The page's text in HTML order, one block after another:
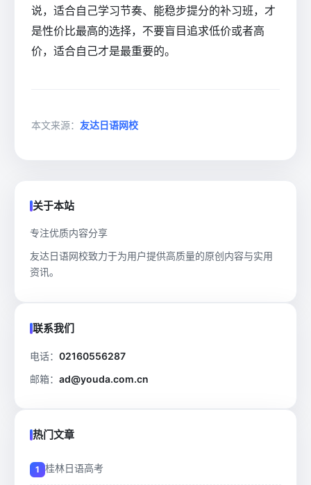
说，适合自己学习节奏、能稳步提分的补习班，才
是性价比最高的选择，不要盲目追求低价或者高
价，适合自己才是最重要的。
本文来源： 友达日语网校
关于本站
专注优质内容分享
友达日语网校致力于为用户提供高质量的原创内容与实用
资讯。
联系我们
电话： 02160556287
邮箱： ad@youda.com.cn
热门文章
桂林日语高考